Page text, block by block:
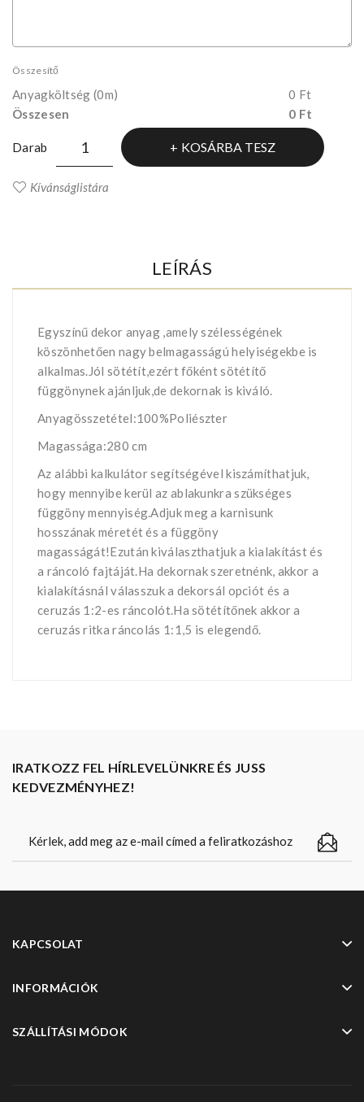
Összesítő
Anyagköltség (0m)
0 Ft
Összesen
0 Ft
Darab KOSÁRBA TESZ
Kívánságlistára
LEÍRÁS
Egyszínű dekor anyag ,amely szélességének
köszönhetően nagy belmagasságú helyiségekbe is
alkalmas.Jól sötétít,ezért főként sötétítő
függönynek ajánljuk,de dekornak is kiváló.
Anyagösszetétel:100%Poliészter
Magassága:280 cm
Az alábbi kalkulátor segítségével kiszámíthatjuk,
hogy mennyibe kerül az ablakunkra szükséges
függöny mennyiség.Adjuk meg a karnisunk
hosszának méretét és a függöny
magasságát!Ezután kiválaszthatjuk a kialakítást és
a ráncoló fajtáját.Ha dekornak szeretnénk, akkor a
kialakításnál válasszuk a dekorsál opciót és a
ceruzás 1:2-es ráncolót.Ha sötétítőnek akkor a
ceruzás ritka ráncolás 1:1,5 is elegendő.
IRATKOZZ FEL HÍRLEVELÜNKRE ÉS JUSS
KEDVEZMÉNYHEZ!
KAPCSOLAT
INFORMÁCIÓK
SZÁLLÍTÁSI MÓDOK